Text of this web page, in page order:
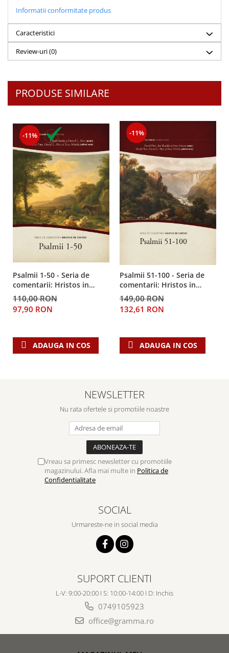
Apologetica
Istoria Bisericii
Misiune
Viata crestina
Devotional
Schimbarea caracterului
Slujire
Suferinta
Viata din belsug
Viata de zi cu zi
Despre afaceri
Dezvoltare personala
Leadership
Sanatate / nutritie
Informatii conformitate produs
Caracteristici
Review-uri(0)
PRODUSE SIMILARE
-11%
Psalmii 1-50 - Seria de
comentarii: Hristos in
centru
110,00 RON
97,90 RON
ADAUGA IN COS
-11%
Psalmii 51-100 - Seria de
comentarii: Hristos in
centru
149,00 RON
132,61 RON
ADAUGA IN COS
NEWSLETTER
Nu rata ofertele si promotiile noastre
Vreau sa primesc newsletter cu promotiile
magazinului. Afla mai multe in Politica de
Confidentialitate
SOCIAL
Urmareste-ne in social media
SUPORT CLIENTI
L-V: 9:00-20:00 I S: 10:00-14:00 I D: Inchis
0749105923
office@gramma.ro